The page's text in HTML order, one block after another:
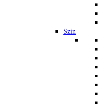
Szín